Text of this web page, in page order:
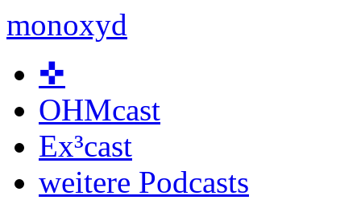
monoxyd
to
content✜
OHMcast
Ex³cast
weitere Podcasts